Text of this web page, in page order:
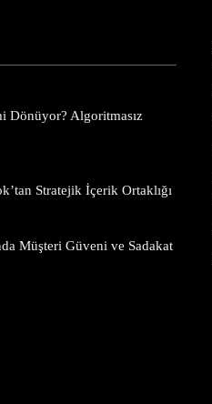
Dönüyor? Algoritmasız
Stratejik İçerik Ortaklığı
Müşteri Güveni ve Sadakat